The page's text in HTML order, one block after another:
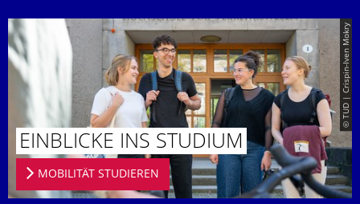
© TUD | Crispin-Iven Mokry
EINBLICKE INS STUDIUM
MOBILITÄT STUDIEREN